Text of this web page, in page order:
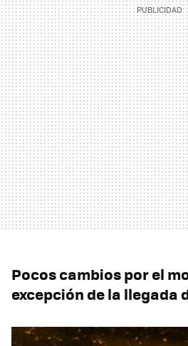
Pocos cambios por el
excepción de la llegada